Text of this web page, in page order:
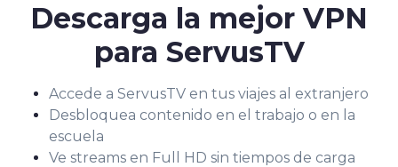
Descarga la mejor VPN
para ServusTV
Accede a ServusTV en tus viajes al extranjero
Desbloquea contenido en el trabajo o en la
escuela
Ve streams en Full HD sin tiempos de carga